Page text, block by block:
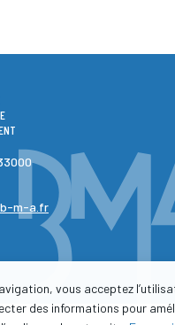
m-a.fr
vous acceptez
des informations pour